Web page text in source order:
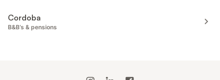
Cordoba
B&B’s & pensions